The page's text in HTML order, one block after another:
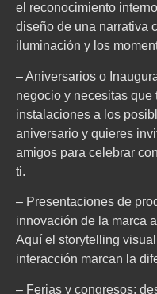
el reconocimiento
diseño de una narrativa
iluminación y los
– Aniversarios o
negocio y necesitas que
instalaciones a los
aniversario y quieres
amigos para celebrar
ti.
– Presentaciones de
innovación de la marca
Aquí el storytelling
interacción marcan la
– Ferias y congresos: